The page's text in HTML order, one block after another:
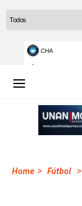
Home > Fútbol >